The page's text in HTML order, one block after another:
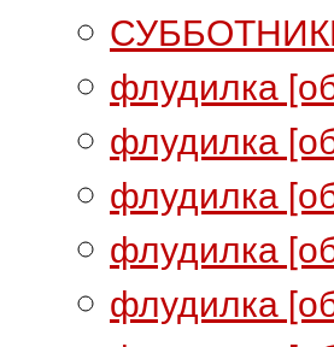
флудилка
флудилка
флудилка
флудилка
флудилка